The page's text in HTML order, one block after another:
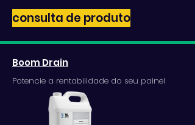
consulta de produto
Boom Drain
Potencie a rentabilidade do seu painel